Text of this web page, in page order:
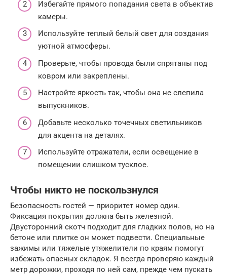
Избегайте прямого попадания света в объектив
камеры.
Используйте теплый белый свет для создания
уютной атмосферы.
Проверьте, чтобы провода были спрятаны под
ковром или закреплены.
Настройте яркость так, чтобы она не слепила
выпускников.
Добавьте несколько точечных светильников
для акцента на деталях.
Используйте отражатели, если освещение в
помещении слишком тусклое.
Чтобы никто не поскользнулся
Безопасность гостей — приоритет номер один.
Фиксация покрытия должна быть железной.
Двусторонний скотч подходит для гладких полов, но на
бетоне или плитке он может подвести. Специальные
зажимы или тяжелые утяжелители по краям помогут
избежать опасных складок. Я всегда проверяю каждый
метр дорожки, проходя по ней сам, прежде чем пускать